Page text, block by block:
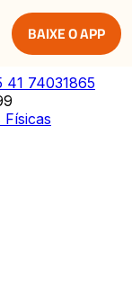
BAIXE O APP
41 74031865
Físicas